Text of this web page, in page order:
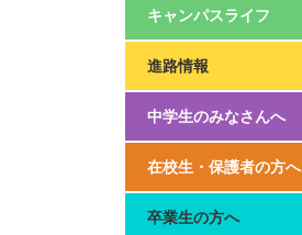
キャンパスライフ
進路情報
中学生のみなさんへ
在校生・保護者の方へ
卒業生の方へ